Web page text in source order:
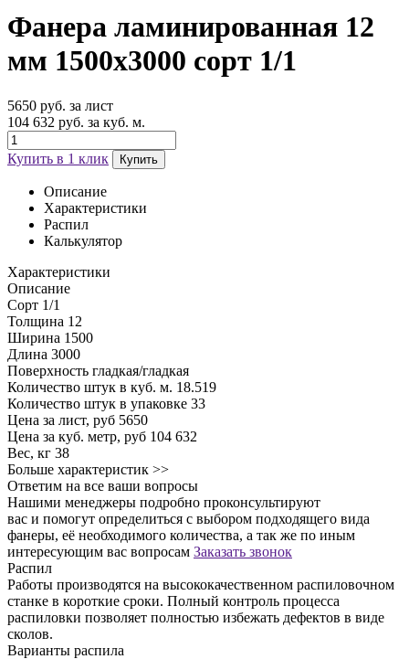
Фанера ламинированная 12
мм 1500х3000 сорт 1/1
5650 руб. за лист
104 632 руб. за куб. м.
Купить в 1 клик Купить
Описание
Характеристики
Распил
Калькулятор
Характеристики
Описание
Сорт 1/1
Толщина 12
Ширина 1500
Длина 3000
Поверхность гладкая/гладкая
Количество штук в куб. м. 18.519
Количество штук в упаковке 33
Цена за лист, руб 5650
Цена за куб. метр, руб 104 632
Вес, кг 38
Больше характеристик >>
Ответим на все ваши вопросы
Нашими менеджеры подробно проконсультируют
вас и помогут определиться с выбором подходящего вида
фанеры, её необходимого количества, а так же по иным
интересующим вас вопросам Заказать звонок
Распил
Работы производятся на высококачественном распиловочном
станке в короткие сроки. Полный контроль процесса
распиловки позволяет полностью избежать дефектов в виде
сколов.
Варианты распила